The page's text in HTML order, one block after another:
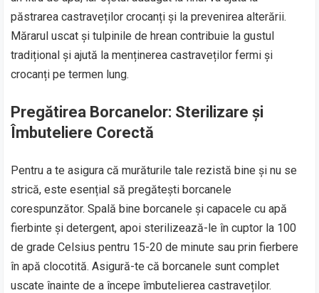
păstrarea castraveților crocanți și la prevenirea alterării.
Mărarul uscat și tulpinile de hrean contribuie la gustul
tradițional și ajută la menținerea castraveților fermi și
crocanți pe termen lung.
Pregătirea Borcanelor: Sterilizare și
Îmbuteliere Corectă
Pentru a te asigura că murăturile tale rezistă bine și nu se
strică, este esențial să pregătești borcanele
corespunzător. Spală bine borcanele și capacele cu apă
fierbinte și detergent, apoi sterilizează-le în cuptor la 100
de grade Celsius pentru 15-20 de minute sau prin fierbere
în apă clocotită. Asigură-te că borcanele sunt complet
uscate înainte de a începe îmbutelierea castraveților.